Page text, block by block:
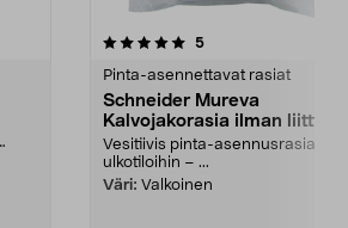
5arvostelut
Pinta-asennettavat rasiat
Schneider Mureva
Kalvojakorasia ilman liittimiä,
ulkokäyttöön
Vesitiivis pinta-asennusrasia
ulkotiloihin – ...
Väri: Valkoinen
0.0 viidestä